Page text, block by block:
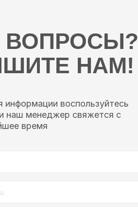
ВОПРОСЫ?
НАМ!
информации воспользуйтесь
наш менеджер свяжется с
время